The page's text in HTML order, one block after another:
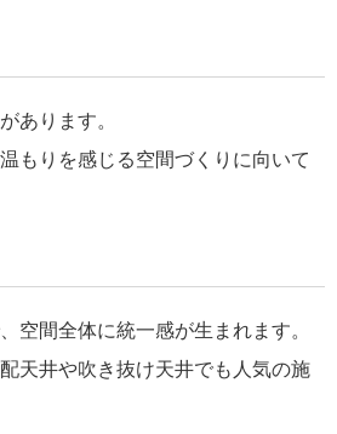
あります。
もりを感じる空間づくりに向いて
空間全体に統一感が生まれます。
天井や吹き抜け天井でも人気の施